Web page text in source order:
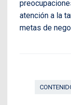
atención a la
metas de